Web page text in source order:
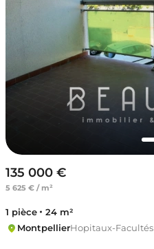
135 000 €
5 625 € / m²
1 pièce
24 m²
MontpellierHopitaux-Facultés